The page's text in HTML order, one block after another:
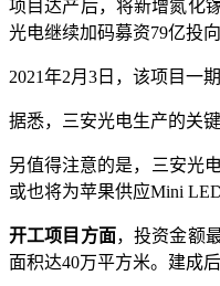
项目达产后，将新增氮化
光电继续加码募资79亿投
2021年2月3日，该项目一
据悉，三安光电生产的关
另值得注意的是，三安光
或也将为苹果供应Mini LED
开工项目方面，投资金额
面积达40万平方米。建成